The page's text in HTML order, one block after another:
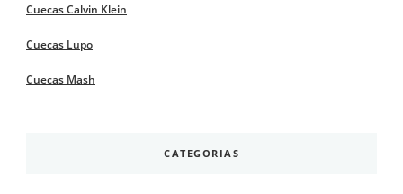
Cuecas Calvin Klein
Cuecas Lupo
Cuecas Mash
CATEGORIAS